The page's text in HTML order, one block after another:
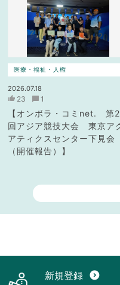
医療・福祉・人権
2026.07.18
23 1
【オンボラ・コミnet. 第
回アジア競技大会 東京ア
アティクスセンター下見会
（開催報告）】
新規登録 expand_circle_down